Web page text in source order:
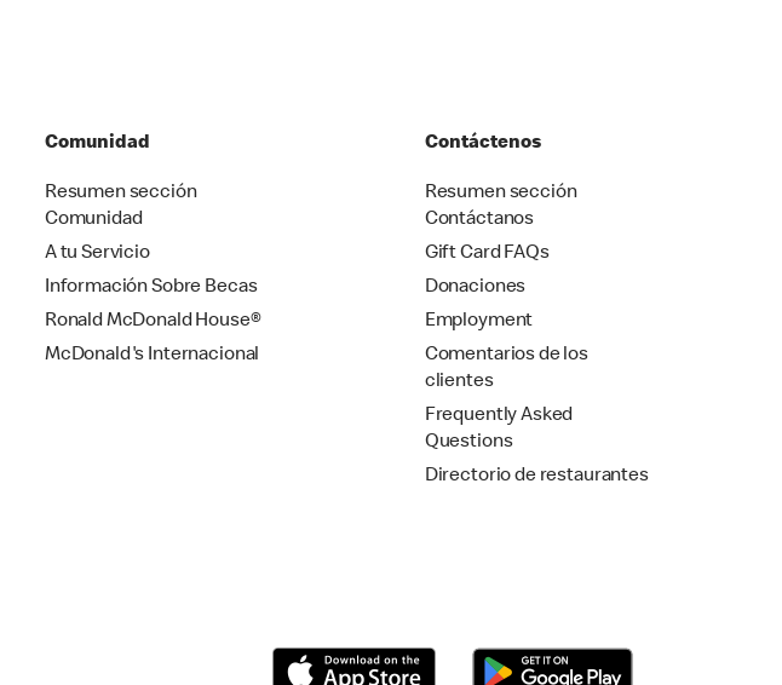
Comunidad
Resumen sección
Comunidad
A tu Servicio
Información Sobre Becas
Ronald McDonald House®
McDonald's Internacional
Contáctenos
Resumen sección
Contáctanos
Gift Card FAQs
Donaciones
Employment
Comentarios de los
clientes
Frequently Asked
Questions
Directorio de restaurantes